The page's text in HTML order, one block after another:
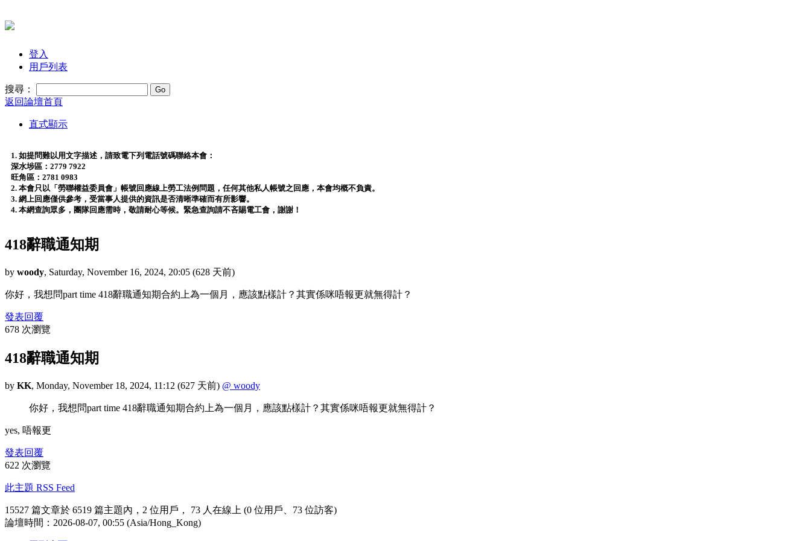
登入
用戶列表
搜尋：
返回論壇首頁
直式顯示
1. 如提問難以用文字描述，請致電下列電話號碼聯絡本會：
深水埗區：2779 7922
旺角區：2781 0983
2. 本會只以「勞聯權益委員會」帳號回應線上勞工法例問題，任何其他私人帳號之回應，本會均概不負責。
3. 網上回應僅供參考，受當事人提供的資訊是否清晰準確而有所影響。
4. 本網查詢眾多，團隊回應需時，敬請耐心等候。緊急查詢請不吝賜電工會，謝謝！
418辭職通知期
by woody, Saturday, November 16, 2024, 20:05 (628 天前)
你好，我想問part time 418辭職通知期合約上為一個月，應該點樣計？其實係咪唔報更就無得計？
發表回覆
678 次瀏覽
418辭職通知期
by KK, Monday, November 18, 2024, 11:12 (627 天前) @ woody
你好，我想問part time 418辭職通知期合約上為一個月，應該點樣計？其實係咪唔報更就無得計？
yes, 唔報更
發表回覆
622 次瀏覽
此主題 RSS Feed
15527 篇文章於 6519 篇主題內，2 位用戶， 73 人在線上 (0 位用戶、73 位訪客)
論壇時間：2026-08-07, 00:55 (Asia/Hong_Kong)